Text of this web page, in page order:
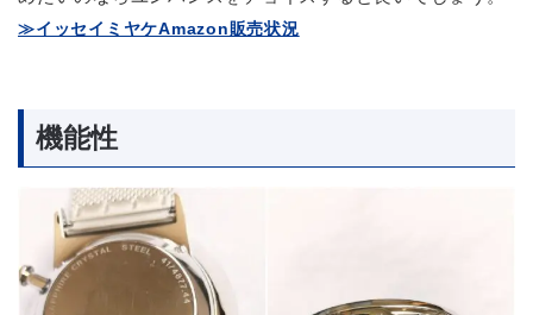
≫イッセイミヤケAmazon販売状況
機能性